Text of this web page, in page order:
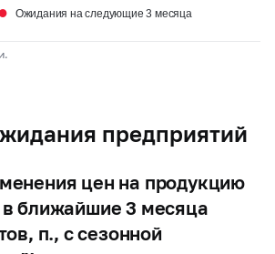
Ожидания на следующие 3 месяца
предприятий
цен на продукцию
в ближайшие 3 месяца
п., с сезонной